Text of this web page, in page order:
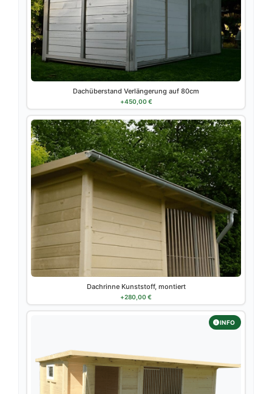
Dachüberstand Verlängerung auf 80cm
+450,00 €
Dachrinne Kunststoff, montiert
+280,00 €
INFO